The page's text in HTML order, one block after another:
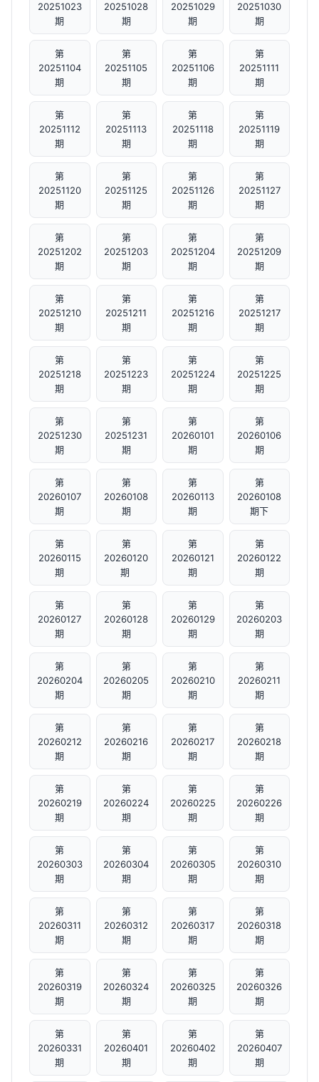
20251023
期
20251028
期
20251029
期
20251030
期
第
20251104
期
第
20251105
期
第
20251106
期
第
20251111
期
第
20251112
期
第
20251113
期
第
20251118
期
第
20251119
期
第
20251120
期
第
20251125
期
第
20251126
期
第
20251127
期
第
20251202
期
第
20251203
期
第
20251204
期
第
20251209
期
第
20251210
期
第
20251211
期
第
20251216
期
第
20251217
期
第
20251218
期
第
20251223
期
第
20251224
期
第
20251225
期
第
20251230
期
第
20251231
期
第
20260101
期
第
20260106
期
第
20260107
期
第
20260108
期
第
20260113
期
第
20260108
期下
第
20260115
期
第
20260120
期 ​
第
20260121
期
第
20260122
期
第
20260127
期
第
20260128
期
第
20260129
期
第
20260203
期
第
20260204
期
第
20260205
期
第
20260210
期
第
20260211
期
第
20260212
期
第
20260216
期
第
20260217
期
第
20260218
期
第
20260219
期
第
20260224
期
第
20260225
期
第
20260226
期
第
20260303
期
第
20260304
期
第
20260305
期
第
20260310
期
第
20260311
期
第
20260312
期
第
20260317
期
第
20260318
期
第
20260319
期
第
20260324
期
第
20260325
期
第
20260326
期
第
20260331
期
第
20260401
期
第
20260402
期
第
20260407
期